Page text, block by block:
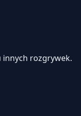
innych rozgrywek.